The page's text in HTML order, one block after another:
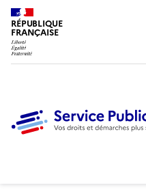
RÉPUBLIQUE
FRANÇAISE